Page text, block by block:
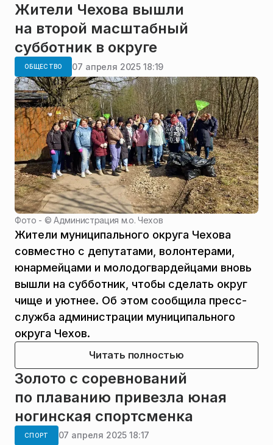
Жители Чехова вышли
на второй масштабный
субботник в округе
ОБЩЕСТВО 07 апреля 2025 18:19
Фото - ©Администрация м.о. Чехов
Жители муниципального округа Чехова
совместно с депутатами, волонтерами,
юнармейцами и молодогвардейцами вновь
вышли на субботник, чтобы сделать округ
чище и уютнее. Об этом сообщила пресс-
служба администрации муниципального
округа Чехов.
Читать полностью
Золото с соревнований
по плаванию привезла юная
ногинская спортсменка
СПОРТ 07 апреля 2025 18:17